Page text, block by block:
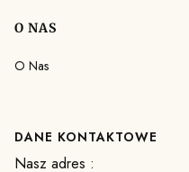
O NAS
O Nas
DANE KONTAKTOWE
Nasz adres :